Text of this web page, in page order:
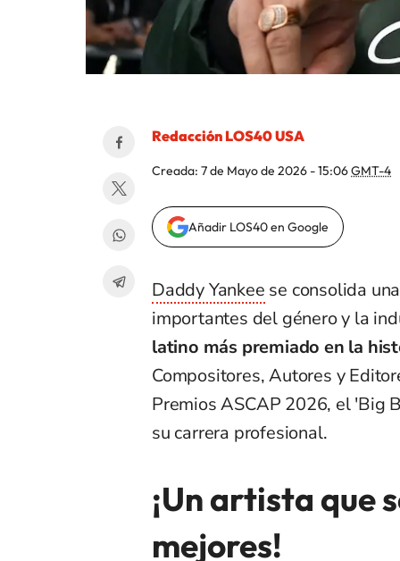
Redacción LOS40 USA
Creada: 7 de Mayo de 2026 - 15:06GMT-4
Añadir LOS40 en Google
Daddy Yankee se consolida
importantes del género y la
latino más premiado en la
Compositores, Autores y
Premios ASCAP 2026, el 'Big
su carrera profesional.
¡Un artista que
mejores!